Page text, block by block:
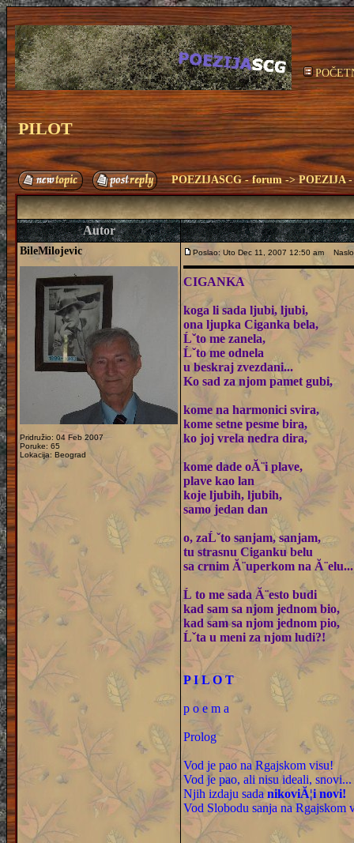
PILOT
POEZIJASCG - forum ->POEZIJA -
Autor
BileMilojevic
Pridružio: 04 Feb 2007
Poruke: 65
Lokacija: Beograd
Poslao: Uto Dec 11, 2007 12:50 am
CIGANKA
koga li sada ljubi, ljubi,
ona ljupka Ciganka bela,
Ĺˇto me zanela,
Ĺˇto me odnela
u beskraj zvezdani...
Ko sad za njom pamet gubi,
kome na harmonici svira,
kome setne pesme bira,
ko joj vrela nedra dira,
kome dade oĂ¨i plave,
plave kao lan
koje ljubih, ljubih,
samo jedan dan
o, zaĹˇto sanjam, sanjam,
tu strasnu Ciganku belu
sa crnim Ă¨uperkom na Ă¨elu...
Ĺ to me sada Ă¨esto budi
kad sam sa njom jednom bio,
kad sam sa njom jednom pio,
Ĺˇta u meni za njom ludi?!
P I L O T
p o e m a
Prolog
Vod je pao na Rgajskom visu!
Vod je pao, ali nisu ideali, snovi...
Njih izdaju sada nikoviĂ¦i novi!
Vod Slobodu sanja na Rgajskom